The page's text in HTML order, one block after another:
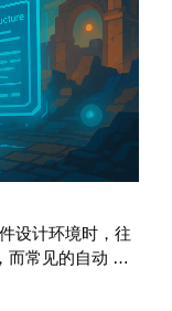
设计环境时，往
而常见的自动 …